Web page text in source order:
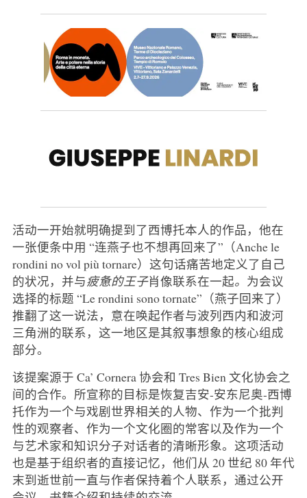
活动一开始就明确提到了西博托本人的作品，他在
一张便条中用 “连燕子也不想再回来了”（Anche le
rondini no vol più tornare）这句话痛苦地定义了自己
的状况，并与疲惫的王子肖像联系在一起。 为会议
选择的标题 “Le rondini sono tornate”（燕子回来了）
推翻了这一说法，意在唤起作者与波列西内和波河
三角洲的联系，这一地区是其叙事想象的核心组成
部分。
该提案源于 Ca’ Cornera 协会和 Tres Bien 文化协会之
间的合作。所宣称的目标是恢复吉安-安东尼奥-西博
托作为一个与戏剧世界相关的人物、作为一个批判
性的观察者、作为一个文化圈的常客以及作为一个
与艺术家和知识分子对话者的清晰形象。这项活动
也是基于组织者的直接记忆，他们从 20 世纪 80 年代
末到逝世前一直与作者保持着个人联系，通过公开